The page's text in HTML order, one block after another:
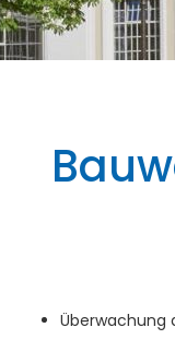
Überwachung